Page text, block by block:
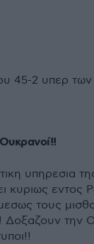
45-2 υπερ
υπηρεσια
κυριως εντος
τους
Δοξαζουν την